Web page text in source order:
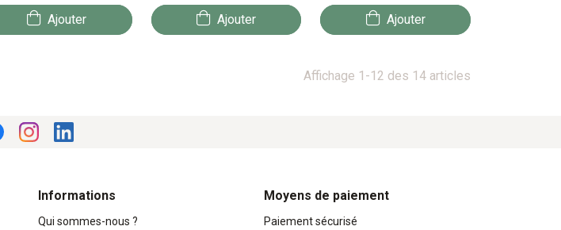
Ajouter Ajouter Ajouter
Affichage 1-12 des 14 articles
Informations
Qui sommes-nous ?
Moyens de paiement
Paiement sécurisé